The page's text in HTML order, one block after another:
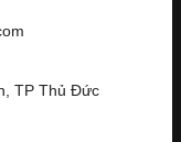
TP Thủ Đức